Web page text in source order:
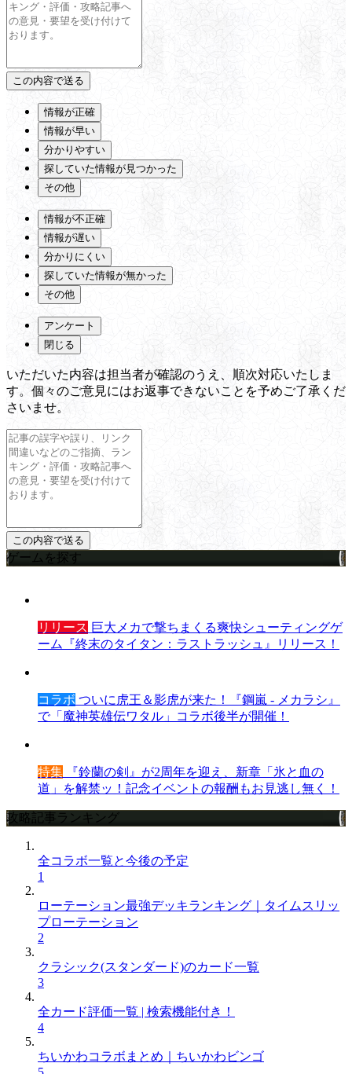
情報が正確
情報が早い
分かりやすい
探していた情報が見つかった
その他
情報が不正確
情報が遅い
分かりにくい
探していた情報が無かった
その他
アンケート
閉じる
いただいた内容は担当者が確認のうえ、順次対応いたしま
す。個々のご意見にはお返事できないことを予めご了承くだ
さいませ。
ゲームを探す
リリース 巨大メカで撃ちまくる爽快シューティングゲ
ーム『終末のタイタン：ラストラッシュ』リリース！
コラボ ついに虎王＆影虎が来た！『鋼嵐 - メカラシ』
で「魔神英雄伝ワタル」コラボ後半が開催！
特集 『鈴蘭の剣』が2周年を迎え、新章「氷と血の
道」を解禁ッ！記念イベントの報酬もお見逃し無く！
攻略記事ランキング
全コラボ一覧と今後の予定
1
ローテーション最強デッキランキング｜タイムスリッ
プローテーション
2
クラシック(スタンダード)のカード一覧
3
全カード評価一覧 | 検索機能付き！
4
ちいかわコラボまとめ｜ちいかわビンゴ